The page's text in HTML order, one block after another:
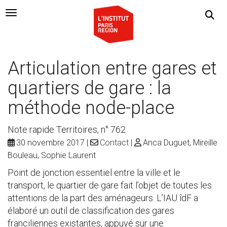
Navigation Toggle
Articulation entre gares et
quartiers de gare : la
méthode node-place
Note rapide Territoires, n° 762
30 novembre 2017 Contact
Anca Duguet, Mireille
Bouleau, Sophie Laurent
Point de jonction essentiel entre la ville et le
transport, le quartier de gare fait l’objet de toutes les
attentions de la part des aménageurs. L’IAU îdF a
élaboré un outil de classification des gares
franciliennes existantes, appuyé sur une